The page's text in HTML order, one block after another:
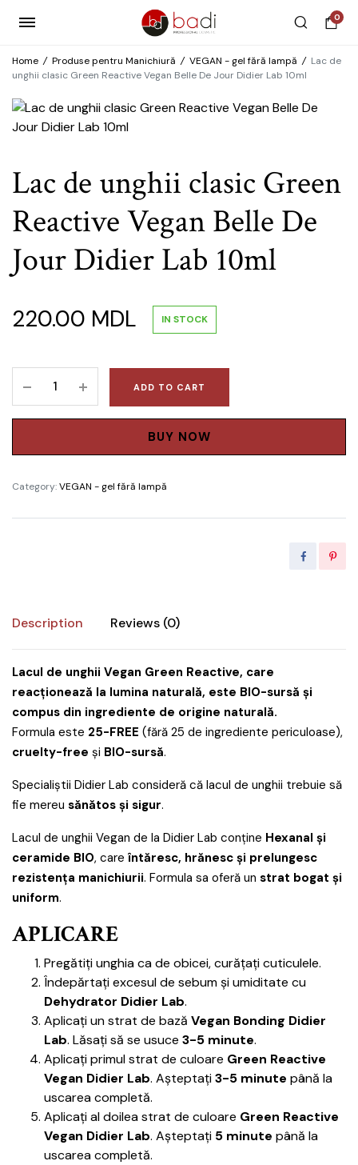
0
Home / Produse pentru Manichiură / VEGAN - gel fără lampă / Lac de
unghii clasic Green Reactive Vegan Belle De Jour Didier Lab 10ml
Lac de unghii clasic Green
Reactive Vegan Belle De
Jour Didier Lab 10ml
220.00 MDL IN STOCK
unghii
Green
Vegan
quantity
ADD TO CART
BUY NOW
Category:VEGAN - gel fără lampă
Description Reviews (0)
Lacul de unghii Vegan Green Reactive, care
reacționează la lumina naturală, este BIO-sursă și
compus din ingrediente de origine naturală.
Formula este 25-FREE (fără 25 de ingrediente periculoase),
cruelty-free și BIO-sursă.
Specialiștii Didier Lab consideră că lacul de unghii trebuie să
fie mereu sănătos și sigur.
Lacul de unghii Vegan de la Didier Lab conține Hexanal și
ceramide BIO, care întăresc, hrănesc și prelungesc
rezistența manichiurii. Formula sa oferă un strat bogat și
uniform.
APLICARE
Pregătiți unghia ca de obicei, curățați cuticulele.
Îndepărtați excesul de sebum și umiditate cu
Dehydrator Didier Lab.
Aplicați un strat de bază Vegan Bonding Didier
Lab. Lăsați să se usuce 3-5 minute.
Aplicați primul strat de culoare Green Reactive
Vegan Didier Lab. Așteptați3-5 minute până la
uscarea completă.
Aplicați al doilea strat de culoare Green Reactive
Vegan Didier Lab. Așteptați 5 minute până la
uscarea completă.